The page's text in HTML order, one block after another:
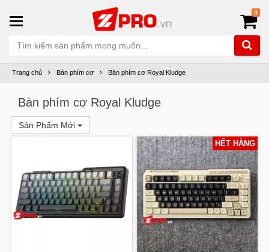
0
Trang chủ Bàn phím cơ Bàn phím cơ Royal Kludge
Bàn phím cơ Royal Kludge
Sản Phẩm Mới
HẾT HÀNG